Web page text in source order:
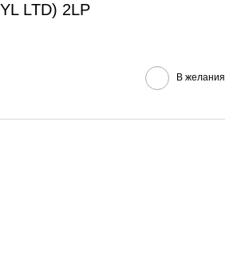
LTD) 2LP
В желания